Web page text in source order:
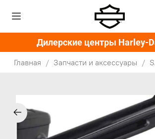
Дилерские центры Harley-
Главная Запчасти и аксессуары